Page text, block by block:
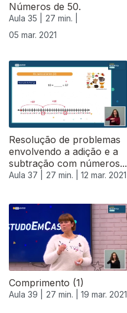
Números de 50.
Aula 35 |
27 min. |
05 mar. 2021
Resolução de problemas
envolvendo a adição e a
subtração com números...
Aula 37 | 27 min. | 12 mar. 2021
Comprimento (1)
Aula 39 | 27 min. | 19 mar. 2021